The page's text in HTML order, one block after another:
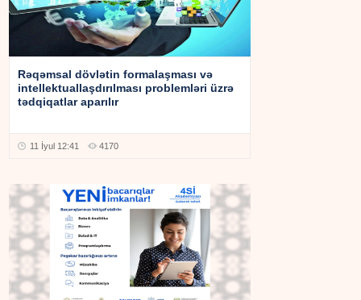
Rəqəmsal dövlətin formalaşması və
intellektuallaşdırılması problemləri üzrə
tədqiqatlar aparılır
11 İyul 12:41 4170